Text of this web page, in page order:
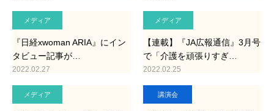
メディア
『日経xwoman ARIA』にイン
タビュー記事が…
2022.02.27
メディア
【連載】『JA広報通信』3月号
で「介護を頑張りすぎ…
2022.02.25
メディア 講演会